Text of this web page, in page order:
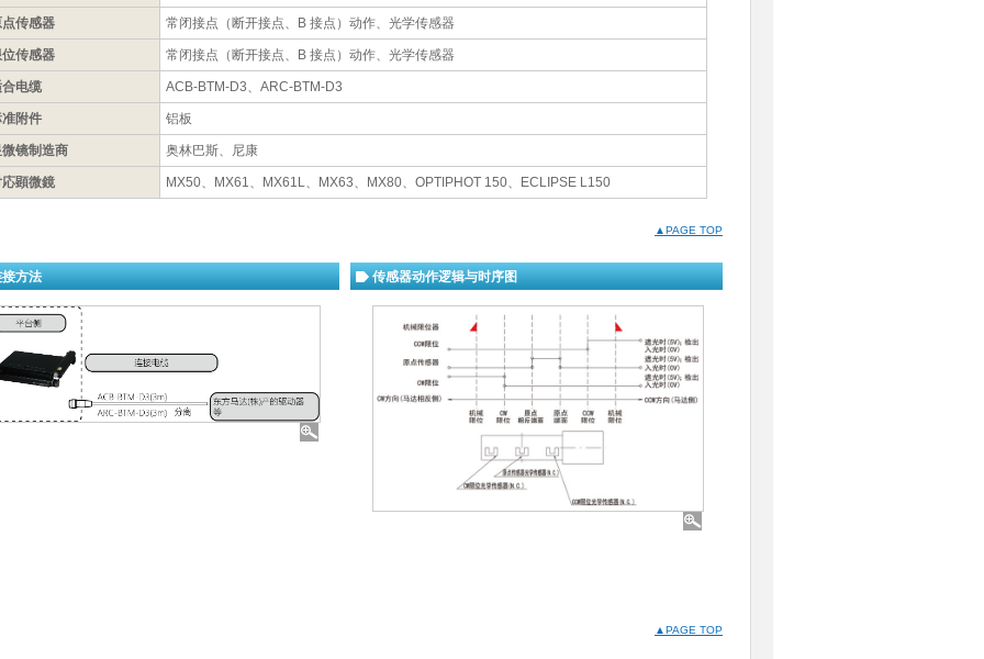
传感器 常闭接点（断开接点、B 接点）动作、光学传感器
传感器 常闭接点（断开接点、B 接点）动作、光学传感器
电缆 ACB-BTM-D3、ARC-BTM-D3
附件 铝板
镜制造商 奥林巴斯、尼康
顕微鏡 MX50、MX61、MX61L、MX63、MX80、OPTIPHOT 150、ECLIPSE L150
▲PAGE TOP
方法 传感器动作逻辑与时序图
▲PAGE TOP